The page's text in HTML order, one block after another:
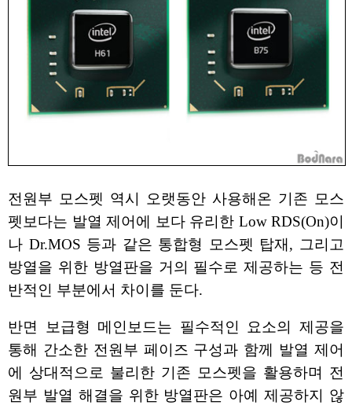
전원부 모스펫 역시 오랫동안 사용해온 기존 모스
펫보다는 발열 제어에 보다 유리한 Low RDS(On)이
나 Dr.MOS 등과 같은 통합형 모스펫 탑재, 그리고
방열을 위한 방열판을 거의 필수로 제공하는 등 전
반적인 부분에서 차이를 둔다.
반면 보급형 메인보드는 필수적인 요소의 제공을
통해 간소한 전원부 페이즈 구성과 함께 발열 제어
에 상대적으로 불리한 기존 모스펫을 활용하며 전
원부 발열 해결을 위한 방열판은 아예 제공하지 않